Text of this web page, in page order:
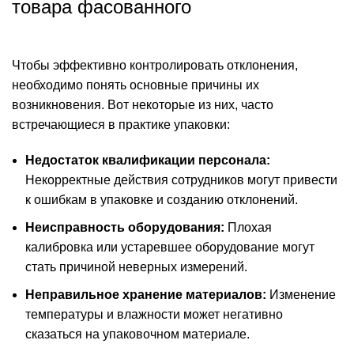
товара фасованного
Чтобы эффективно контролировать отклонения,
необходимо понять основные причины их
возникновения. Вот некоторые из них, часто
встречающиеся в практике упаковки:
Недостаток квалификации персонала:
Некорректные действия сотрудников могут привести
к ошибкам в упаковке и созданию отклонений.
Неисправность оборудования: Плохая
калибровка или устаревшее оборудование могут
стать причиной неверных измерений.
Неправильное хранение материалов: Изменение
температуры и влажности может негативно
сказаться на упаковочном материале.